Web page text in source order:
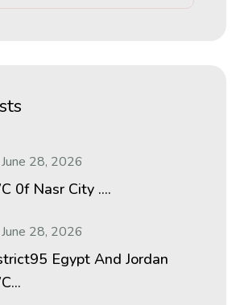
June 28, 2026
0f Nasr City ....
June 28, 2026
Egypt And Jordan